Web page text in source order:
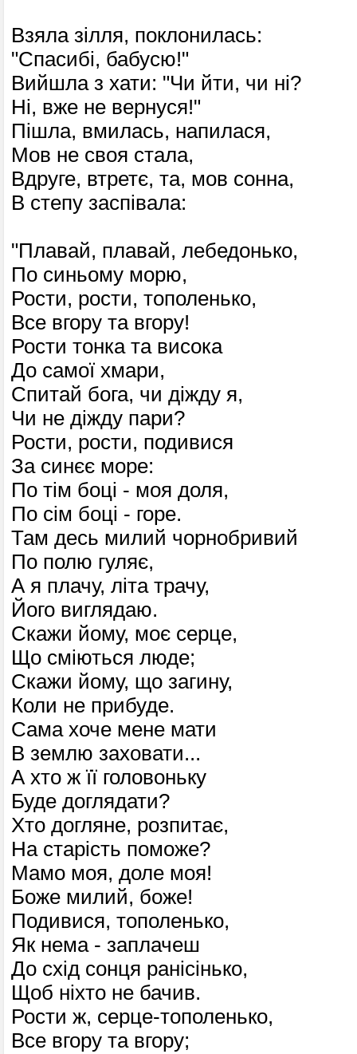
Взяла зілля, поклонилась:
"Спасибі, бабусю!"
Вийшла з хати: "Чи йти, чи ні?
Ні, вже не вернуся!"
Пішла, вмилась, напилася,
Мов не своя стала,
Вдруге, втретє, та, мов сонна,
В степу заспівала:
"Плавай, плавай, лебедонько,
По синьому морю,
Рости, рости, тополенько,
Все вгору та вгору!
Рости тонка та висока
До самої хмари,
Спитай бога, чи діжду я,
Чи не діжду пари?
Рости, рости, подивися
За синєє море:
По тім боці - моя доля,
По сім боці - горе.
Там десь милий чорнобривий
По полю гуляє,
А я плачу, літа трачу,
Його виглядаю.
Скажи йому, моє серце,
Що сміються люде;
Скажи йому, що загину,
Коли не прибуде.
Сама хоче мене мати
В землю заховати...
А хто ж її головоньку
Буде доглядати?
Хто догляне, розпитає,
На старість поможе?
Мамо моя, доле моя!
Боже милий, боже!
Подивися, тополенько,
Як нема - заплачеш
До схід сонця ранісінько,
Щоб ніхто не бачив.
Рости ж, серце-тополенько,
Все вгору та вгору;